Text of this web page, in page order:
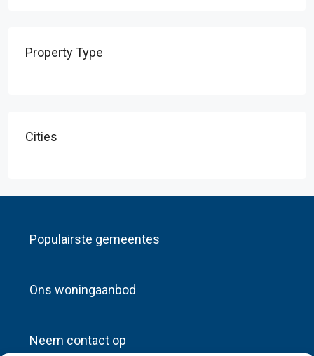
Property Type
Cities
Populairste gemeentes
Ons woningaanbod
Neem contact op